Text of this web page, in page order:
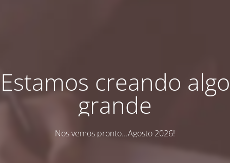
Estamos creando algo
grande
Nos vemos pronto...Agosto 2026!